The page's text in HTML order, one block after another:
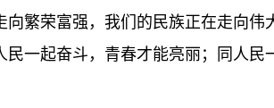
繁荣富强，我们的民族正在走向
一起奋斗，青春才能亮丽；同人